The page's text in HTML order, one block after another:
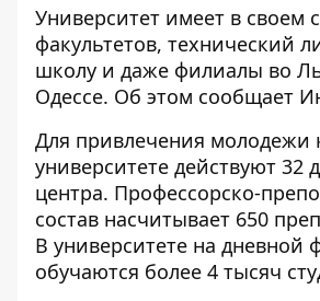
Университет имеет в своем
факультетов, технический
школу и даже филиалы во
Одессе. Об этом сообщает
Для привлечения молодежи
университете действуют 32
центра. Профессорско-
состав насчитывает 650
В университете на дневной
обучаются более 4 тысяч